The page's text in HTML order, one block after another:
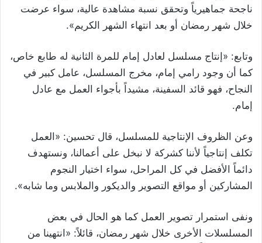
ناجحة جماهيرياً وتحقق نسبة مشاهدة عالية، سواء عرضت
خلال شهر رمضان أو بعد انتهاء الشهر الكريم».
وتابع: «إنتاج مسلسل لعادل إمام للمرة الثانية له طابع خاص،
كما أن وجود رامي إمام، مخرج المسلسل، عامل كبير في
النجاح، فهو قائد السفينة، مشيداً بأجواء العمل مع عادل
إمام.
وعن الظروف الإنتاجية للمسلسل، قال تحسين: «العمل
تكلف إنتاجياً لأننا كشركة لا نبخل على أعمالنا، ونستهدف
دائماً الأفضل في كل المراحل، سواء اختيار النجوم
المشاركين أو مواقع التصوير والديكور والملابس وما شابه».
ونفى استمرار تصوير العمل كما هو الحال في بعض
المسلسلات الأخرى خلال شهر رمضان، قائلاً: «انتهينا من